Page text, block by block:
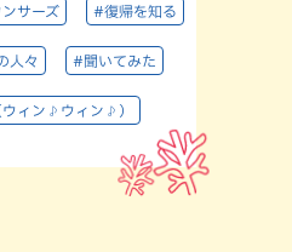
サーズ #復帰を知る
人々 #聞いてみた
ィン♪ウィン♪）